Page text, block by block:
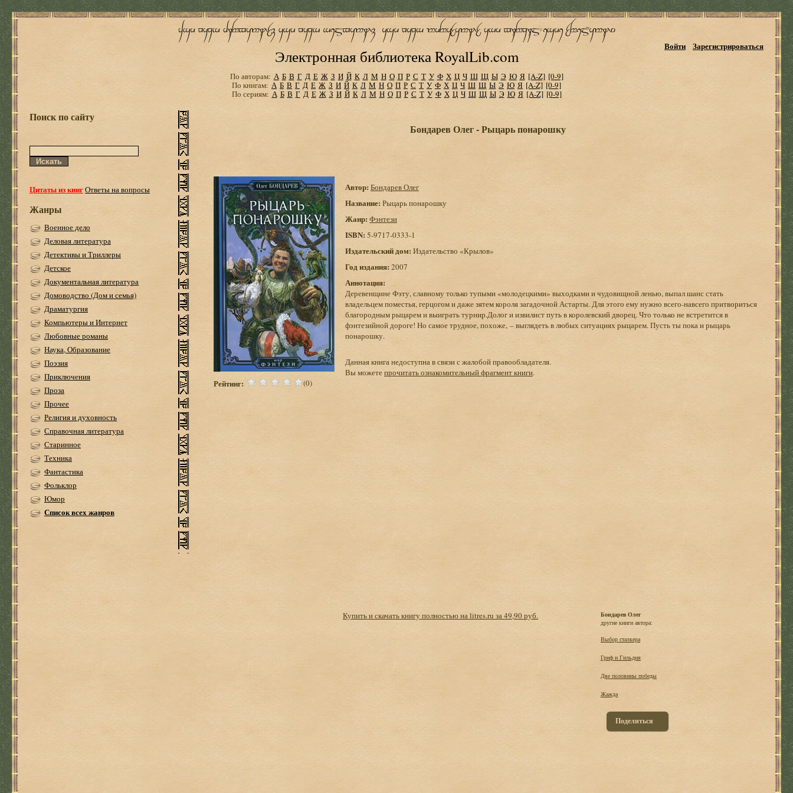
Электронная библиотека RoyalLib.com
Войти Зарегистрироваться
По авторам: А Б В Г Д Е Ж З И Й К Л М Н О П Р С Т У Ф Х Ц Ч Ш Щ Ы Э Ю Я [A-Z] [0-9]
По книгам: А Б В Г Д Е Ж З И Й К Л М Н О П Р С Т У Ф Х Ц Ч Ш Щ Ы Э Ю Я [A-Z] [0-9]
По сериям: А Б В Г Д Е Ж З И Й К Л М Н О П Р С Т У Ф Х Ц Ч Ш Щ Ы Э Ю Я [A-Z] [0-9]
Поиск по сайту
Цитаты из книгОтветы на вопросы
Жанры
Военное дело
Деловая литература
Детективы и Триллеры
Детское
Документальная литература
Домоводство (Дом и семья)
Драматургия
Компьютеры и Интернет
Любовные романы
Наука, Образование
Поэзия
Приключения
Проза
Прочее
Религия и духовность
Справочная литература
Старинное
Техника
Фантастика
Фольклор
Юмор
Список всех жанров
Бондарев Олег - Рыцарь понарошку
Рейтинг: (0)
Автор: Бондарев Олег
Название: Рыцарь понарошку
Жанр: Фэнтези
ISBN: 5-9717-0333-1
Издательский дом: Издательство «Крылов»
Год издания: 2007
Аннотация:
Деревенщине Фэту, славному только тупыми «молодецкими» выходками и чудовищной ленью, выпал шанс стать
владельцем поместья, герцогом и даже зятем короля загадочной Астарты. Для этого ему нужно всего-навсего притвориться
благородным рыцарем и выиграть турнир.Долог и извилист путь в королевский дворец. Что только не встретится в
фэнтезийной дороге! Но самое трудное, похоже, – выглядеть в любых ситуациях рыцарем. Пусть ты пока и рыцарь
понарошку.
Данная книга недоступна в связи с жалобой правообладателя.
Вы можетепрочитать ознакомительный фрагмент книги.
Купить и скачать книгу полностью на litres.ru за 49,90 руб.
Бондарев Олег
другие книги автора:
Выбор сталкера
Гриф и Гильдия
Две половины победы
Жажда
Поделиться